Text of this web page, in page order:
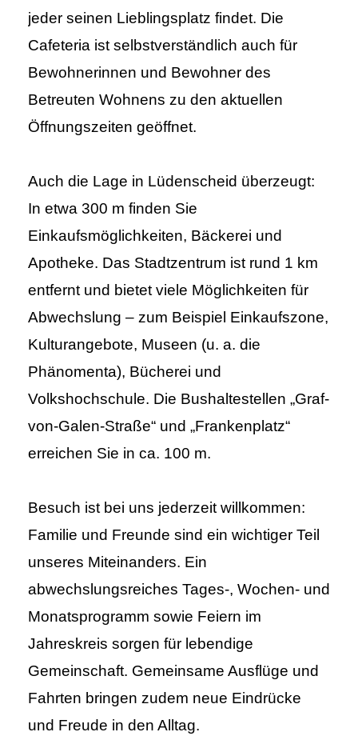
jeder seinen Lieblingsplatz findet. Die
Cafeteria ist selbstverständlich auch für
Bewohnerinnen und Bewohner des
Betreuten Wohnens zu den aktuellen
Öffnungszeiten geöffnet.
Auch die Lage in Lüdenscheid überzeugt:
In etwa 300 m finden Sie
Einkaufsmöglichkeiten, Bäckerei und
Apotheke. Das Stadtzentrum ist rund 1 km
entfernt und bietet viele Möglichkeiten für
Abwechslung – zum Beispiel Einkaufszone,
Kulturangebote, Museen (u. a. die
Phänomenta), Bücherei und
Volkshochschule. Die Bushaltestellen „Graf-
von-Galen-Straße“ und „Frankenplatz“
erreichen Sie in ca. 100 m.
Besuch ist bei uns jederzeit willkommen:
Familie und Freunde sind ein wichtiger Teil
unseres Miteinanders. Ein
abwechslungsreiches Tages-, Wochen- und
Monatsprogramm sowie Feiern im
Jahreskreis sorgen für lebendige
Gemeinschaft. Gemeinsame Ausflüge und
Fahrten bringen zudem neue Eindrücke
und Freude in den Alltag.